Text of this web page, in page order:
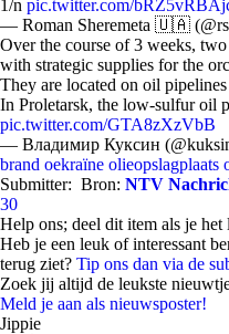
1/n pic.twitter.com/
— Roman Sheremeta 🇺🇦
Over the course of 3 weeks, two
with strategic supplies for the
They are located on oil
In Proletarsk, the low-sulfur oil
pic.twitter.com/GTA8zXzVbB
— Владимир Куксин
brand oekraïne olieopslagplaats
Submitter: Bron: NTV
30
Help ons; deel dit item als je het
Heb je een leuk of interessant
terug ziet? Tip ons dan via de
Zoek jij altijd de leukste
Meld je aan als nieuwsposter!
Jippie